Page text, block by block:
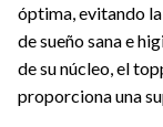
óptima, evitando
de sueño sana e
de su núcleo, el
proporciona una